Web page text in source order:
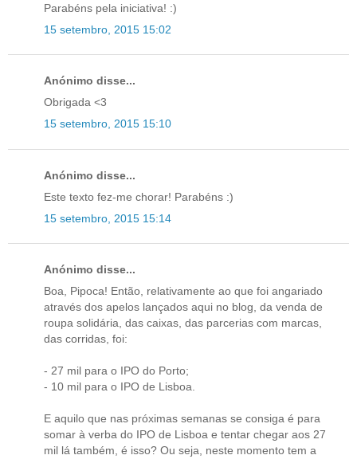
Parabéns pela iniciativa! :)
15 setembro, 2015 15:02
Anónimo disse...
Obrigada <3
15 setembro, 2015 15:10
Anónimo disse...
Este texto fez-me chorar! Parabéns :)
15 setembro, 2015 15:14
Anónimo disse...
Boa, Pipoca! Então, relativamente ao que foi angariado
através dos apelos lançados aqui no blog, da venda de
roupa solidária, das caixas, das parcerias com marcas,
das corridas, foi:
- 27 mil para o IPO do Porto;
- 10 mil para o IPO de Lisboa.
E aquilo que nas próximas semanas se consiga é para
somar à verba do IPO de Lisboa e tentar chegar aos 27
mil lá também, é isso? Ou seja, neste momento tem a